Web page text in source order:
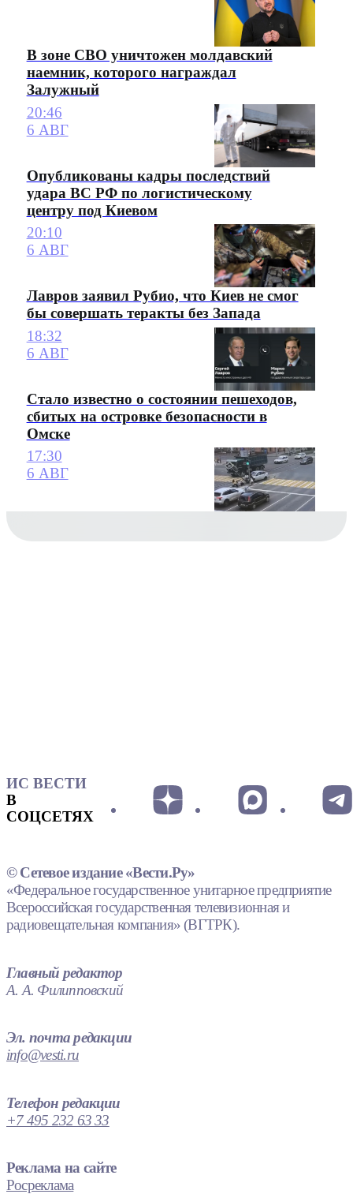
В зоне СВО уничтожен молдавский
наемник, которого награждал
Залужный
20:46
6 АВГ
Опубликованы кадры последствий
удара ВС РФ по логистическому
центру под Киевом
20:10
6 АВГ
Лавров заявил Рубио, что Киев не смог
бы совершать теракты без Запада
18:32
6 АВГ
Стало известно о состоянии пешеходов,
сбитых на островке безопасности в
Омске
17:30
6 АВГ
ИС ВЕСТИ
В
СОЦСЕТЯХ
© Сетевое издание «Вести.Ру»
«Федеральное государственное унитарное предприятие
Всероссийская государственная телевизионная и
радиовещательная компания» (ВГТРК).
Главный редактор
А. А. Филипповский
Эл. почта редакции
info@vesti.ru
Телефон редакции
+7 495 232 63 33
Реклама на сайте
Росреклама